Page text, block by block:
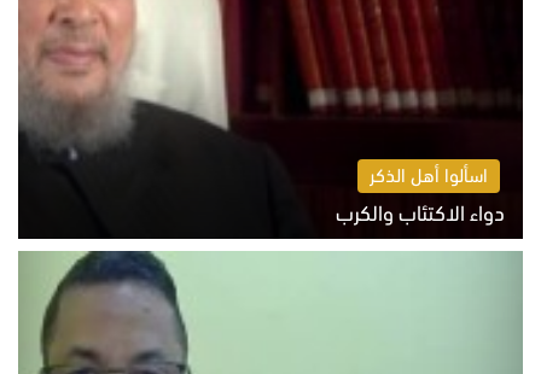
اسألوا أهل الذكر
دواء الاكتئاب والكرب
السبت 8 أغسطس 2026 10:54 ص